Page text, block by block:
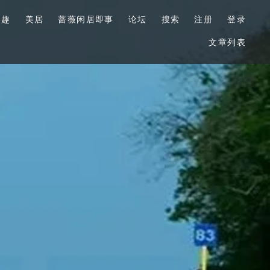
美居 蔷薇闲居即事 论坛 搜索 注册 登录
文章列表